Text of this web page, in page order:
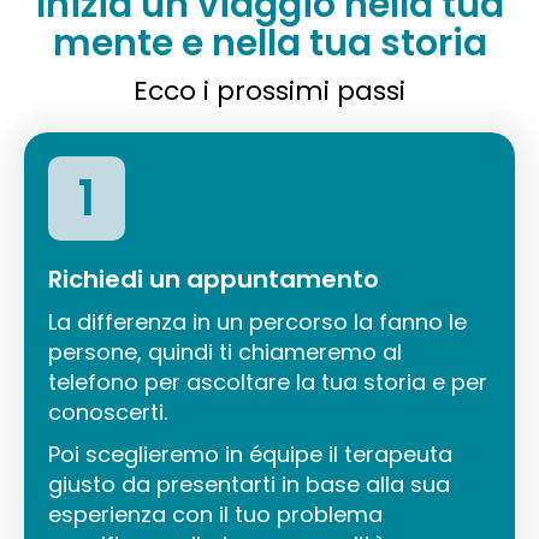
mente e nella tua storia
Ecco i prossimi passi
1
Richiedi un appuntamento
La differenza in un percorso la fanno le
persone, quindi ti chiameremo al
telefono per ascoltare la tua storia e per
conoscerti.
Poi sceglieremo in équipe il terapeuta
giusto da presentarti in base alla sua
esperienza con il tuo problema